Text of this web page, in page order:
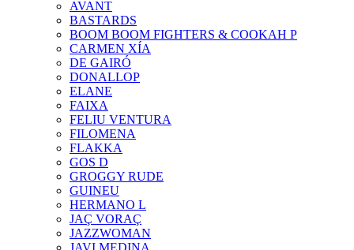
AVANT
BASTARDS
BOOM BOOM FIGHTERS & COOKAH P
CARMEN XÍA
DE GAIRÓ
DONALLOP
ELANE
FAIXA
FELIU VENTURA
FILOMENA
FLAKKA
GOS D
GROGGY RUDE
GUINEU
HERMANO L
JAÇ VORAÇ
JAZZWOMAN
JAVI MEDINA